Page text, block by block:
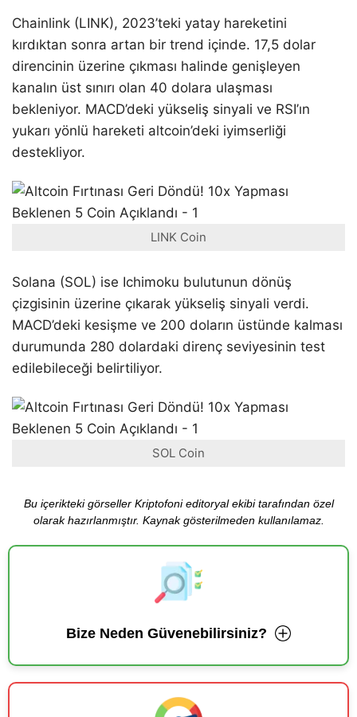
Chainlink (LINK), 2023’teki yatay hareketini
kırdıktan sonra artan bir trend içinde. 17,5 dolar
direncinin üzerine çıkması halinde genişleyen
kanalın üst sınırı olan 40 dolara ulaşması
bekleniyor. MACD’deki yükseliş sinyali ve RSI’ın
yukarı yönlü hareketi altcoin’deki iyimserliği
destekliyor.
LINK Coin
Solana (SOL) ise Ichimoku bulutunun dönüş
çizgisinin üzerine çıkarak yükseliş sinyali verdi.
MACD’deki kesişme ve 200 doların üstünde kalması
durumunda 280 dolardaki direnç seviyesinin test
edilebileceği belirtiliyor.
SOL Coin
Bu içerikteki görseller Kriptofoni editoryal ekibi tarafından özel
olarak hazırlanmıştır. Kaynak gösterilmeden kullanılamaz.
Bize Neden Güvenebilirsiniz?